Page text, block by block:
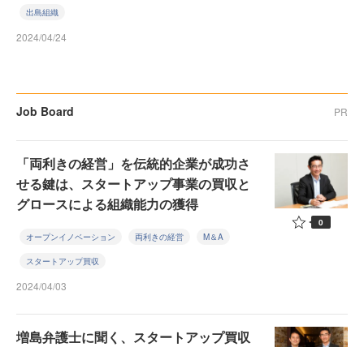
出島組織
2024/04/24
Job Board PR
「両利きの経営」を伝統的企業が成功さ
せる鍵は、スタートアップ事業の買収と
グロースによる組織能力の獲得
オープンイノベーション 両利きの経営 M＆A
スタートアップ買収
2024/04/03
0
増島弁護士に聞く、スタートアップ買収